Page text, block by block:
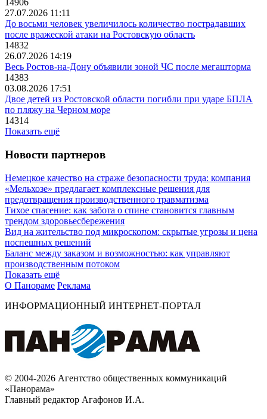
14906
27.07.2026 11:11
До восьми человек увеличилось количество пострадавших
после вражеской атаки на Ростовскую область
14832
26.07.2026 14:19
Весь Ростов-на-Дону объявили зоной ЧС после мегашторма
14383
03.08.2026 17:51
Двое детей из Ростовской области погибли при ударе БПЛА
по пляжу на Черном море
14314
Показать ещё
Новости партнеров
Немецкое качество на страже безопасности труда: компания
«Мельхозе» предлагает комплексные решения для
предотвращения производственного травматизма
Тихое спасение: как забота о спине становится главным
трендом здоровьесбережения
Вид на жительство под микроскопом: скрытые угрозы и цена
поспешных решений
Баланс между заказом и возможностью: как управляют
производственным потоком
Показать ещё
О Панораме Реклама
ИНФОРМАЦИОННЫЙ ИНТЕРНЕТ-ПОРТАЛ
© 2004-2026 Агентство общественных коммуникаций
«Панорама»
Главный редактор Агафонов И.А.